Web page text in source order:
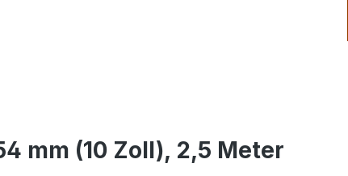
mm (10 Zoll), 2,5 Meter